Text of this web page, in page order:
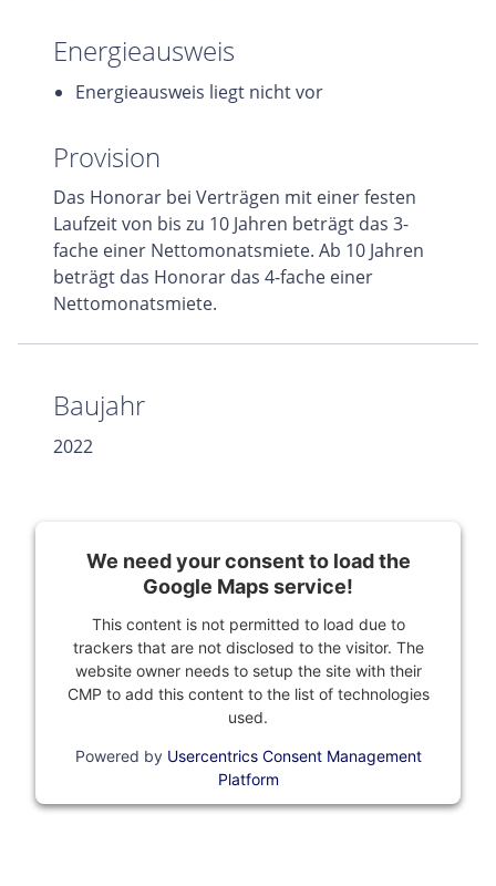
Energieausweis
Energieausweis liegt nicht vor
Provision
Das Honorar bei Verträgen mit einer festen
Laufzeit von bis zu 10 Jahren beträgt das 3-
fache einer Nettomonatsmiete. Ab 10 Jahren
beträgt das Honorar das 4-fache einer
Nettomonatsmiete.
Baujahr
2022
We need your consent to load the
Google Maps service!
This content is not permitted to load due to
trackers that are not disclosed to the visitor. The
website owner needs to setup the site with their
CMP to add this content to the list of technologies
used.
Powered by Usercentrics Consent Management
Platform